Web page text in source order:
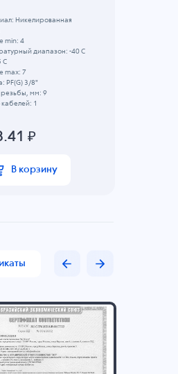
Никелированная
min: 4
диапазон: -40 C
C
max: 7
PF(G) 3/8"
резьбы, мм: 9
кабелей: 1
₽
В корзину